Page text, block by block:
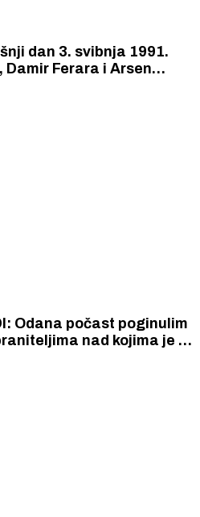
dan 3. svibnja 1991.
Ferara i Arsen
Odana počast poginulim
nad kojima je u